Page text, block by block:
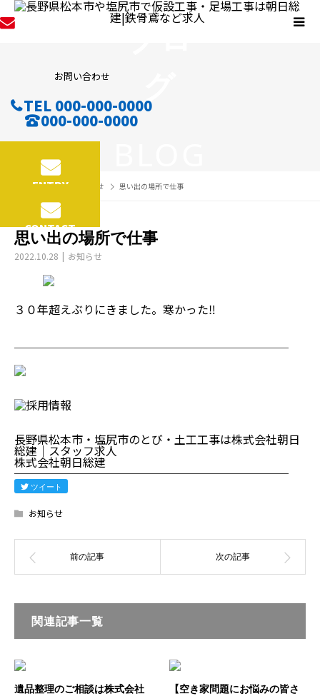
お問い合わせ
TEL 000-000-0000
000-000-0000
ENTRY
CONTACT
BLOG お知らせ 思い出の場所で仕事
思い出の場所で仕事
2022.10.28 お知らせ
３０年超えぶりにきました。寒かった‼︎
────────────────────────
長野県松本市・塩尻市のとび・土工工事は株式会社朝日
総建｜スタッフ求人
株式会社朝日総建
────────────────────────
ツイート
お知らせ
関連記事一覧
遺品整理のご相談は株式会社
【空き家問題にお悩みの皆さ